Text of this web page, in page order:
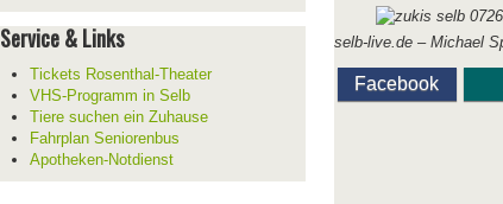
Service & Links
Tickets Rosenthal-Theater
VHS-Programm in Selb
Tiere suchen ein Zuhause
Fahrplan Seniorenbus
Apotheken-Notdienst
selb-live.de – Michael
Facebook